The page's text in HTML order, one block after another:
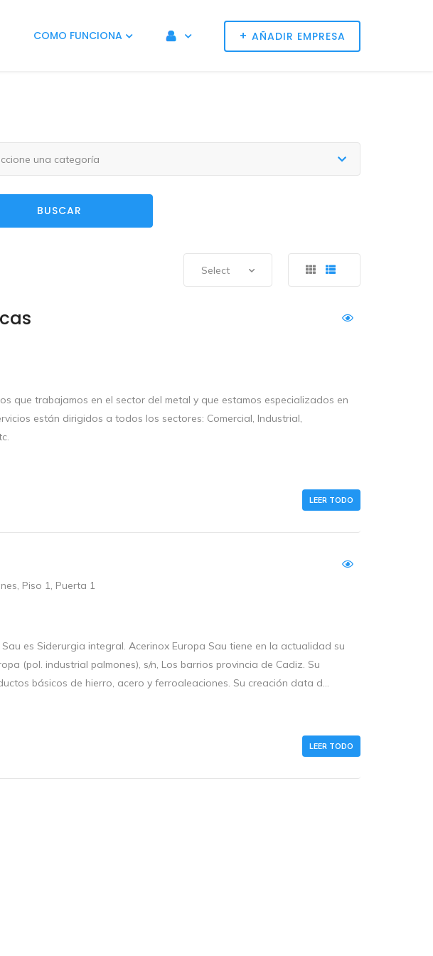
+ AÑADIR EMPRESA
COMO FUNCIONA
una categoría
BUSCAR
Select
que trabajamos en el sector del metal y que estamos especializados en
están dirigidos a todos los sectores: Comercial, Industrial,
LEER TODO
Piso 1, Puerta 1
es Siderurgia integral. Acerinox Europa Sau tiene en la actualidad su
(pol. industrial palmones), s/n, Los barrios provincia de Cadiz. Su
básicos de hierro, acero y ferroaleaciones. Su creación data d...
LEER TODO